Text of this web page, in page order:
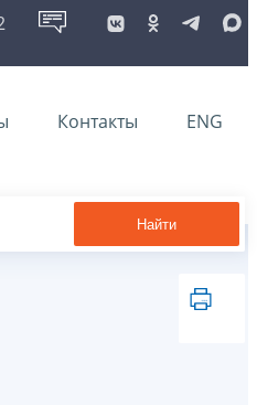
Контакты ENG
Найти